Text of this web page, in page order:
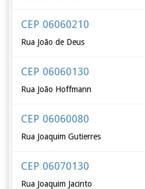
CEP 06060210
Rua João de Deus
CEP 06060130
Rua João Hoffmann
CEP 06060080
Rua Joaquim Gutierres
CEP 06070130
Rua Joaquim Jacinto